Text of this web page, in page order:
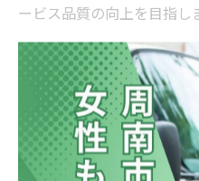
ービス品質の向上を目指し
効率的な料金
貨物の手取り